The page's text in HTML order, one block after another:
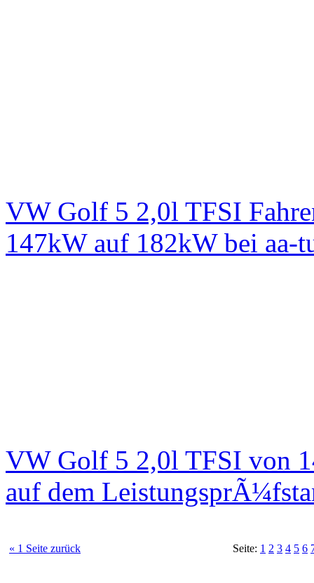
VW Golf 5 2,0l TFSI
147kW auf 182kW bei
VW Golf 5 2,0l TFSI von
auf dem
« 1 Seite zurück Seite: 1 2 3 4 5 6